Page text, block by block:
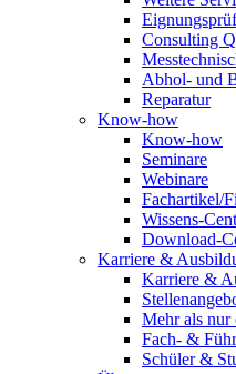
Consulting
Abhol- und
Reparatur
Know-how
Know-how
Seminare
Webinare
Fachartikel/
Wissens-
Download-
Karriere &
Karriere &
Mehr als nur
Fach- &
Schüler &